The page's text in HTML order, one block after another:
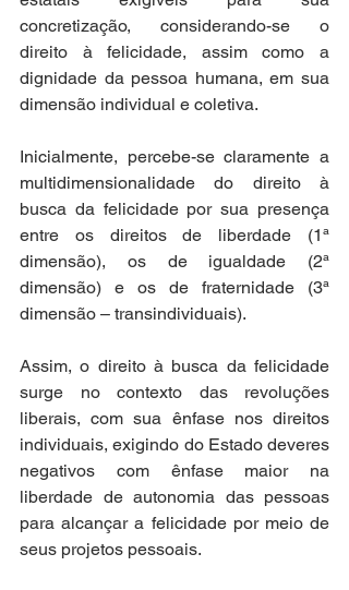
concretização, considerando-se o
direito à felicidade, assim como a
dignidade da pessoa humana, em sua
dimensão individual e coletiva.
Inicialmente, percebe-se claramente a
multidimensionalidade do direito à
busca da felicidade por sua presença
entre os direitos de liberdade (1ª
dimensão), os de igualdade (2ª
dimensão) e os de fraternidade (3ª
dimensão – transindividuais).
Assim, o direito à busca da felicidade
surge no contexto das revoluções
liberais, com sua ênfase nos direitos
individuais, exigindo do Estado deveres
negativos com ênfase maior na
liberdade de autonomia das pessoas
para alcançar a felicidade por meio de
seus projetos pessoais.